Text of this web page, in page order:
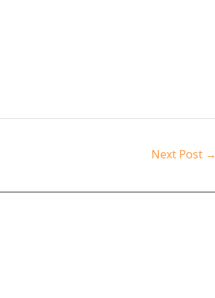
Next Post →